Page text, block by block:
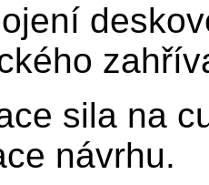
sila na
návrhu.